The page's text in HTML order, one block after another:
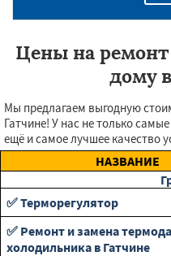
Цены на
дому
Мы предлагаем выгодную
Гатчине! У нас не только
ещё и самое лучшее качество
НАЗВАНИЕ
✅ Терморегулятор
✅ Ремонт и замена
холодильника в Гатчине